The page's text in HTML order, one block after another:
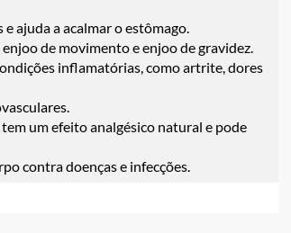
ajuda a acalmar o estômago.
de movimento e enjoo de gravidez.
inflamatórias, como artrite, dores
um efeito analgésico natural e pode
contra doenças e infecções.